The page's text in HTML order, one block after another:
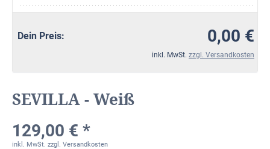
Dein Preis: 0,00 €
inkl. MwSt. zzgl. Versandkosten
SEVILLA - Weiß
129,00 € *
inkl. MwSt. zzgl. Versandkosten